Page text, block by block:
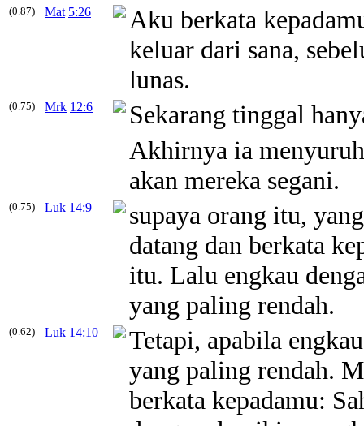
(0.87) Mat 5:26
Aku berkata
keluar dari sana,
lunas.
(0.75) Mrk 12:6
Sekarang tinggal
Akhirnya ia
akan mereka segani.
(0.75) Luk 14:9
supaya orang itu,
datang dan berkata
itu. Lalu engkau
yang paling rendah.
(0.62) Luk 14:10
Tetapi, apabila
yang paling rendah.
berkata kepadamu: